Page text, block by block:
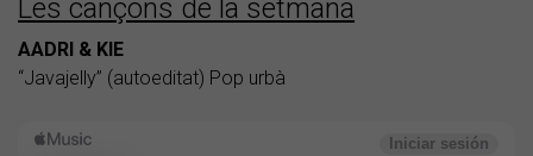
Les cançons de la setmana
AADRI & KIE
“Javajelly” (autoeditat) Pop urbà